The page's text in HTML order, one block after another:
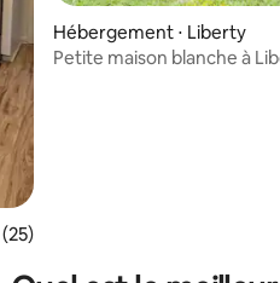
moyenne sur la base de
Hébergement ⋅ Liberty
Petite maison blanche à